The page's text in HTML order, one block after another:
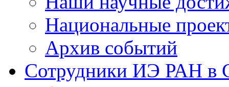
Национальные
Архив событий
Сотрудники ИЭ РАН